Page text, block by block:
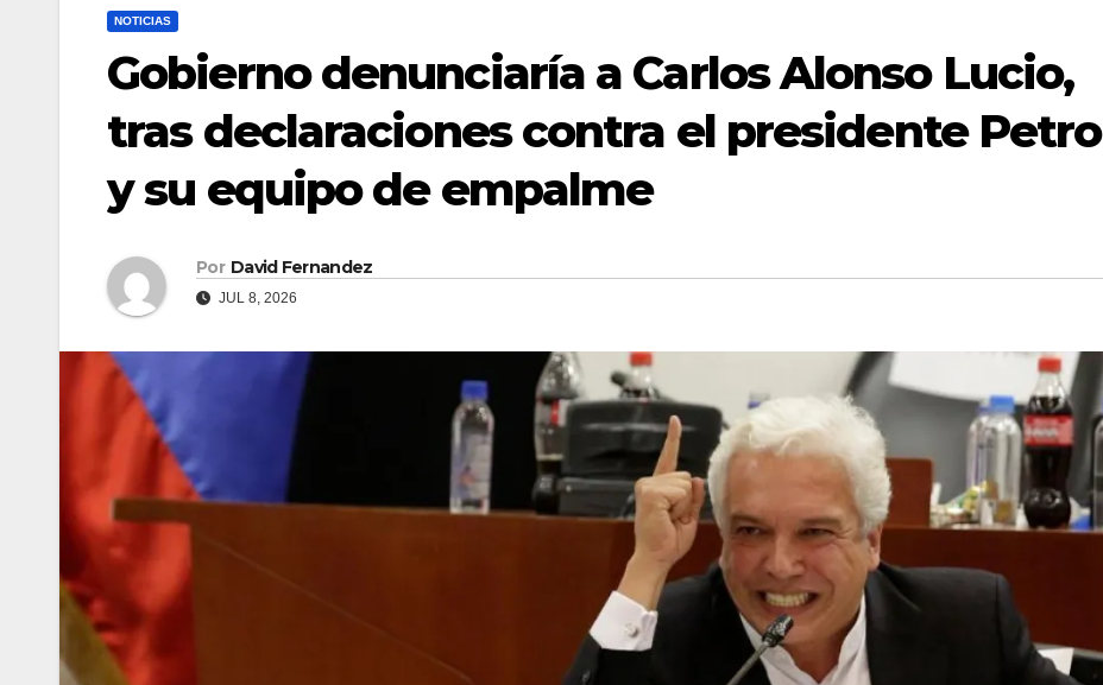
NOTICIAS
Gobierno denunciaría a Carlos Alonso Lucio,
tras declaraciones contra el presidente Petro
y su equipo de empalme
Por David Fernandez
JUL 8, 2026